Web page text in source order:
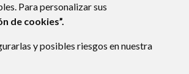
Para personalizar sus
de cookies”.
y posibles riesgos en nuestra